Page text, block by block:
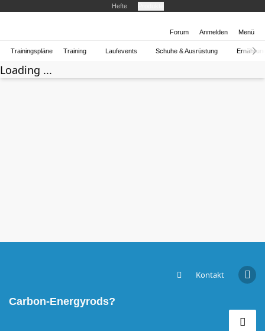
Hefte
Forum Anmelden Menü
Trainingspläne Training Laufevents Schuhe & Ausrüstung
Loading ...
Kontakt
extra Schuh für ambitionierte Läufe/Wettkampf?
Carbon-Energyrods?